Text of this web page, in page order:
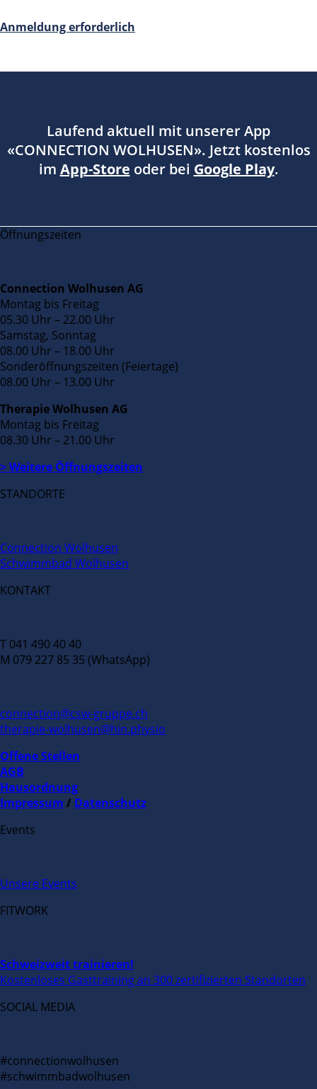
Anmeldung erforderlich
Laufend aktuell mit unserer App
«CONNECTION WOLHUSEN». Jetzt kostenlos
im App-Store oder bei Google Play.
Öffnungszeiten
Connection Wolhusen AG
Montag bis Freitag
05.30 Uhr – 22.00 Uhr
Samstag, Sonntag
08.00 Uhr – 18.00 Uhr
Sonderöffnungszeiten (Feiertage)
08.00 Uhr – 13.00 Uhr
Therapie Wolhusen AG
Montag bis Freitag
08.30 Uhr – 21.00 Uhr
> Weitere Öffnungszeiten
STANDORTE
Connection Wolhusen
Schwimmbad Wolhusen
KONTAKT
T 041 490 40 40
M 079 227 85 35 (WhatsApp)
connection@csw-gruppe.ch
therapie-wolhusen@hin.physio
Offene Stellen
AGB
Hausordnung
Impressum / Datenschutz
Events
Unsere Events
FITWORK
Schweizweit trainieren!
Kostenloses Gasttraining an 300 zertifizierten Standorten
SOCIAL MEDIA
#connectionwolhusen
#schwimmbadwolhusen